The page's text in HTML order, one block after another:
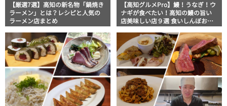
【厳選7選】高知の新名物「鍋焼き
ラーメン」とは？レシピと人気の
ラーメン店まとめ
【高知グルメPro】鰻！うなぎ！ウ
ナギが食べたい！高知の鰻の旨い
店美味しい店９選 食いしんぼおじ
さんマッキー牧元の高知満腹日記
セレクション